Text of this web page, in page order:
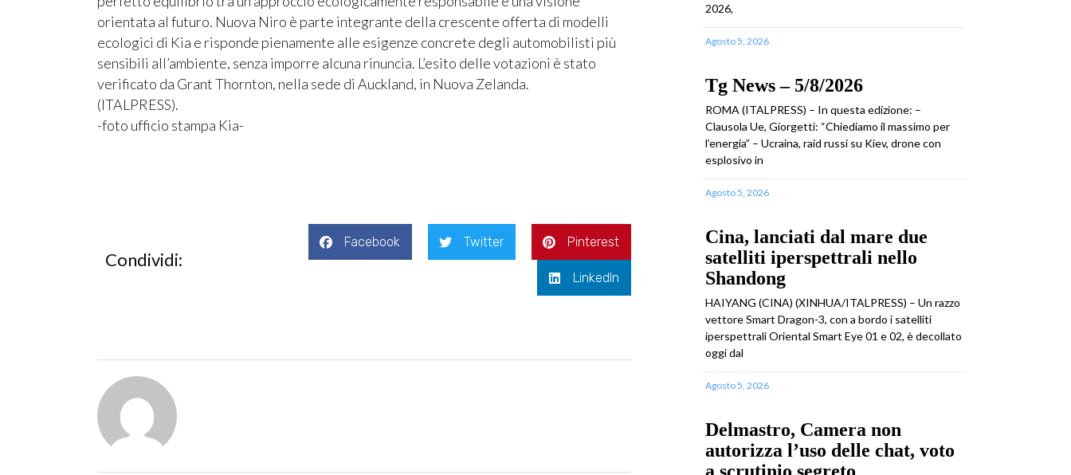
orientata al futuro. Nuova Niro è parte integrante della crescente offerta di modelli
ecologici di Kia e risponde pienamente alle esigenze concrete degli automobilisti più
sensibili all’ambiente, senza imporre alcuna rinuncia. L’esito delle votazioni è stato
verificato da Grant Thornton, nella sede di Auckland, in Nuova Zelanda.
(ITALPRESS).
-foto ufficio stampa Kia-
Condividi:
Facebook Twitter Pinterest
LinkedIn
2026,
Agosto 5, 2026
Tg News – 5/8/2026
ROMA (ITALPRESS) – In questa edizione: –
Clausola Ue, Giorgetti: “Chiediamo il massimo per
l’energia” – Ucraina, raid russi su Kiev, drone con
esplosivo in
Agosto 5, 2026
Cina, lanciati dal mare due
satelliti iperspettrali nello
Shandong
HAIYANG (CINA) (XINHUA/ITALPRESS) – Un razzo
vettore Smart Dragon-3, con a bordo i satelliti
iperspettrali Oriental Smart Eye 01 e 02, è decollato
oggi dal
Agosto 5, 2026
Delmastro, Camera non
autorizza l’uso delle chat, voto